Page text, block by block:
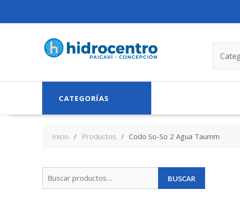
CATEGORÍAS
Inicio Productos Codo So-So 2 Agua Taumm
BUSCAR